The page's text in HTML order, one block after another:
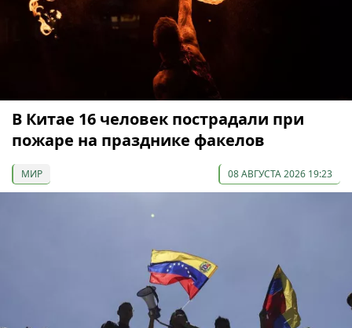
В Китае 16 человек пострадали при
пожаре на празднике факелов
МИР 08 АВГУСТА 2026 19:23